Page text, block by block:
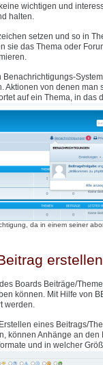
wichtigen und
halten.
setzen und so in
sie das Thema oder
Benachrichtigungs-
Aktionen von denen
auf ein Thema, in das
da in einem seiner
erstellen
Boards Beiträge/
können. Mit Hilfe von
werden.
eines Beitrags/
können Anhänge an
und in welcher